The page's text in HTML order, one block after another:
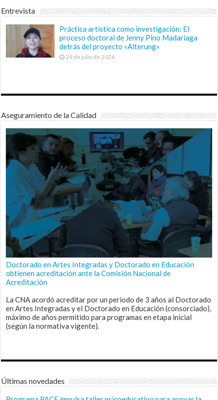
Entrevista
Práctica artística como investigación: El
proceso doctoral de Jenny Pino Madariaga
detrás del proyecto «Alterung»
29 de julio de 2026
Aseguramiento de la Calidad
Doctorado en Artes Integradas y Doctorado en Educación
obtienen acreditación ante la Comisión Nacional de
Acreditación
La CNA acordó acreditar por un periodo de 3 años al Doctorado
en Artes Integradas y el Doctorado en Educación (consorciado),
máximo de años permitido para programas en etapa inicial
(según la normativa vigente).
Últimas novedades